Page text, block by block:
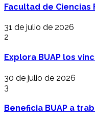
Facultad de
31 de julio de 2026
2
Explora BUAP los
30 de julio de 2026
3
Beneficia BUAP a